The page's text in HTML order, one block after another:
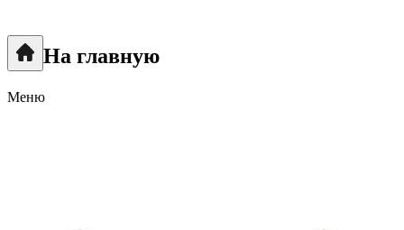
На главную
Меню